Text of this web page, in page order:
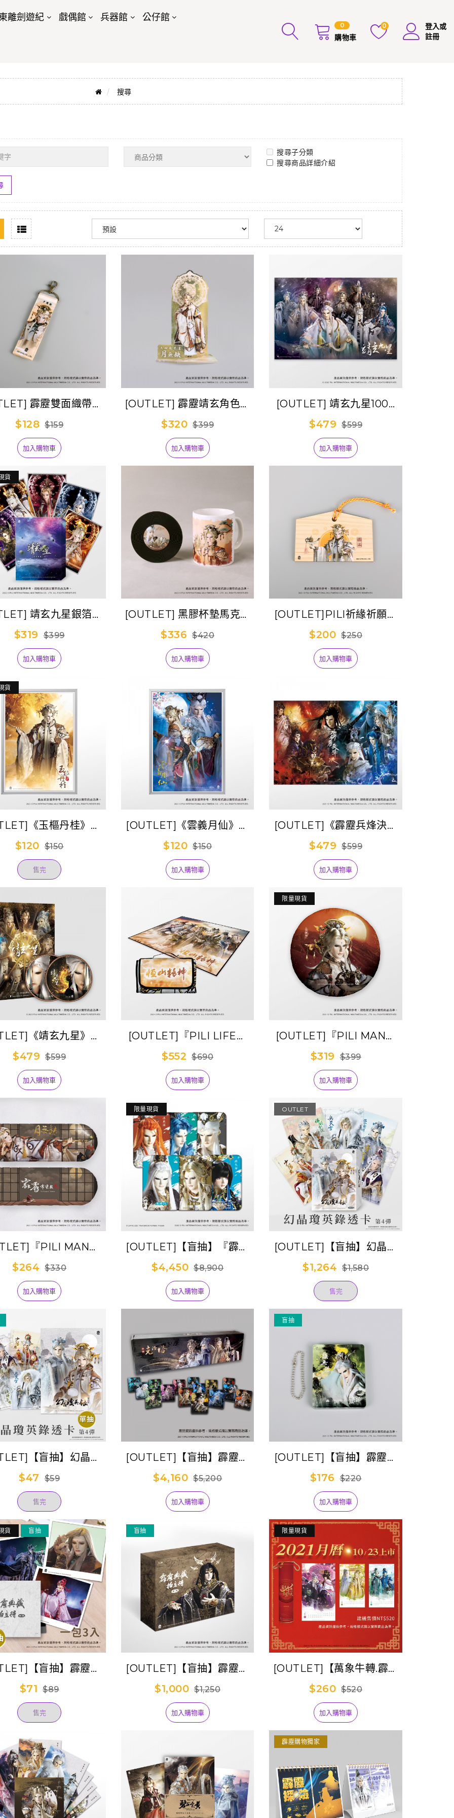
離劍遊紀 戲偶館 兵器館 公仔館
0
購物車
0
登入或
註冊
搜尋
搜尋子分類
搜尋商品詳細介紹
霹靂雙面織帶吊
飾-月無缺
$128 $159
加入購物車
[OUTLET] 霹靂靖玄角色壓
克力立牌-月無缺
$320 $399
加入購物車
[OUTLET] 靖玄九星1000
片拼圖
$479 $599
加入購物車
貨
靖玄九星銀箔典
藏卡組
$319 $399
加入購物車
[OUTLET] 黑膠杯墊馬克杯
組-恆山精神(月無缺+劍風雲
$336 $420
加入購物車
[OUTLET]PILI祈緣祈願繪
馬-月無缺
$200 $250
加入購物車
貨
《玉樞丹桂》海
報 (月無缺)
$120 $150
售完
[OUTLET]《雲義月仙》海
報 (月無缺+劍風雲+劍謫仙)
$120 $150
加入購物車
[OUTLET]《霹靂兵烽決》
1000片拼圖
$479 $599
加入購物車
《靖玄九星》寫
真專輯
$479 $599
加入購物車
[OUTLET]『PILI LIFE』
防水野餐墊-恆山精神
$552 $690
加入購物車
限量現貨
[OUTLET]『PILI MAN』
圓形抱枕-月無缺+劍謫仙
$319 $399
加入購物車
『PILI MAN』
鍵盤枕-月無缺
$264 $330
加入購物車
限量現貨
[OUTLET]【盲抽】『霹靂
無敵』方型磨砂胸章－第二
彈(100入全套盒裝)
$4,450 $8,900
加入購物車
OUTLET
[OUTLET]【盲抽】幻晶瓊
英錄透卡-第4彈(全套盒裝)
$1,264 $1,580
售完
【盲抽】幻晶瓊
透卡-第4彈(單抽)
$47 $59
售完
[OUTLET]【盲抽】霹靂克
洛塔(全套盒裝)
$4,160 $5,200
加入購物車
盲抽
[OUTLET]【盲抽】霹靂克
洛塔(散裝單抽)
$176 $220
加入購物車
貨 盲抽
【盲抽】霹靂典
立得-第一彈(單抽)
$71 $89
售完
盲抽
[OUTLET]【盲抽】霹靂典
藏拍立得-第一彈(盒裝)
$1,000 $1,250
加入購物車
限量現貨
[OUTLET]【萬象牛轉.霹靂
千秋】2021年月曆
$260 $520
加入購物車
霹靂購物獨家